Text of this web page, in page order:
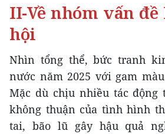
II-Về nhóm vấn
hội
Nhìn tổng thể, bức tranh
nước năm 2025 với gam
Mặc dù chịu nhiều tác động
không thuận của tình hình
tai, bão lũ gây hậu quả